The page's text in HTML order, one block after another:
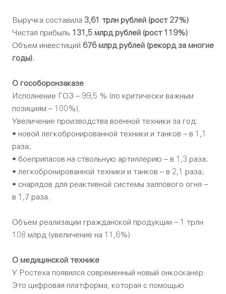
Выручка составила 3,61 трлн рублей (рост 27%)
Чистая прибыль 131,5 млрд рублей (рост 119%)
Объем инвестиций 676 млрд рублей (рекорд за многие
годы).
О гособоронзаказе
Исполнение ГОЗ – 99,5 % (по критически важным
позициям – 100%).
Увеличение производства военной техники за год:
• новой легкобронированной техники и танков – в 1,1
раза;
• боеприпасов на ствольную артиллерию – в 1,3 раза;
• легкобронированной техники и танков – в 2,1 раза;
• снарядов для реактивной системы залпового огня –
в 1,7 раза.
Объем реализации гражданской продукции – 1 трлн
108 млрд (увеличение на 11,6%)
О медицинской технике
У Ростеха появился современный новый онкосканер.
Это цифровая платформа, которая с помощью